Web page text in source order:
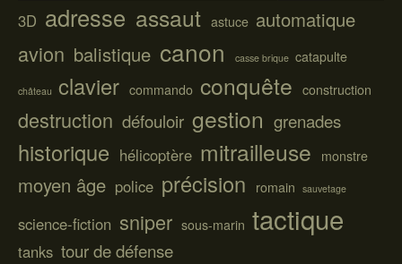
3D adresse assaut astuce automatique
avion balistique canon casse brique catapulte
château clavier commando conquête construction
destruction défouloir gestion grenades
historique hélicoptère mitrailleuse monstre
moyen âge police précision romain sauvetage
science-fiction sniper sous-marin tactique
tanks tour de défense